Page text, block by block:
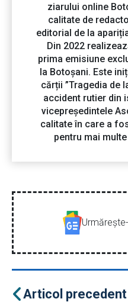
ziarului online
calitate de
editorial de la
Din 2022
prima emisiune
la Botoșani. Este
cărții ”Tragedia de
accident rutier din
vicepreședintele
calitate în care a
pentru mai
Articol precedent